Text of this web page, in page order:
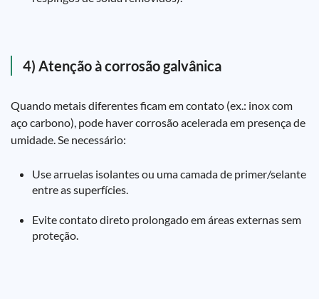
4) Atenção à corrosão galvânica
Quando metais diferentes ficam em contato (ex.: inox com
aço carbono), pode haver corrosão acelerada em presença de
umidade. Se necessário:
Use arruelas isolantes ou uma camada de primer/selante
entre as superfícies.
Evite contato direto prolongado em áreas externas sem
proteção.